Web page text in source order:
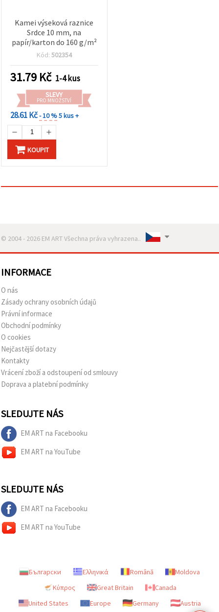
Kamei výseková raznice
Srdce 10 mm, na
papír/karton do 160 g/m²
Kód: 502354
31.79 Kč 1-4 kus
SLEVY
PRO MNOŽSTVÍ
28.61 Kč- 10 %5 kus +
KOUPIT
© 2004 - 2026 EM ART Všechna práva vyhrazena..
INFORMACE
O nás
Zásady ochrany osobních údajů
Právní informace
Obchodní podmínky
O cookies
Nejčastější dotazy
Kontakty
Vrácení zboží a odstoupení od smlouvy
Doprava a platební podmínky
SLEDUJTE NÁS
EM ART na Facebooku
EM ART na YouTube
SLEDUJTE NÁS
EM ART na Facebooku
EM ART na YouTube
Български Ελληνικά Română
Moldova
Κύπρος
Great Britain
Canada
United States
Europe Germany Austria